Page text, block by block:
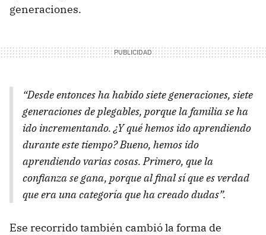
generaciones.
“Desde entonces ha habido siete generaciones, siete
generaciones de plegables, porque la familia se ha
ido incrementando. ¿Y qué hemos ido aprendiendo
durante este tiempo? Bueno, hemos ido
aprendiendo varias cosas. Primero, que la
confianza se gana, porque al final sí que es verdad
que era una categoría que ha creado dudas”.
Ese recorrido también cambió la forma de